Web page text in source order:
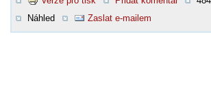
Náhled
Zaslat e-mailem